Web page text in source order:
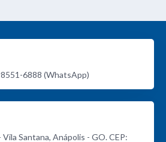
6888 (WhatsApp)
Vila Santana, Anápolis - GO. CEP: